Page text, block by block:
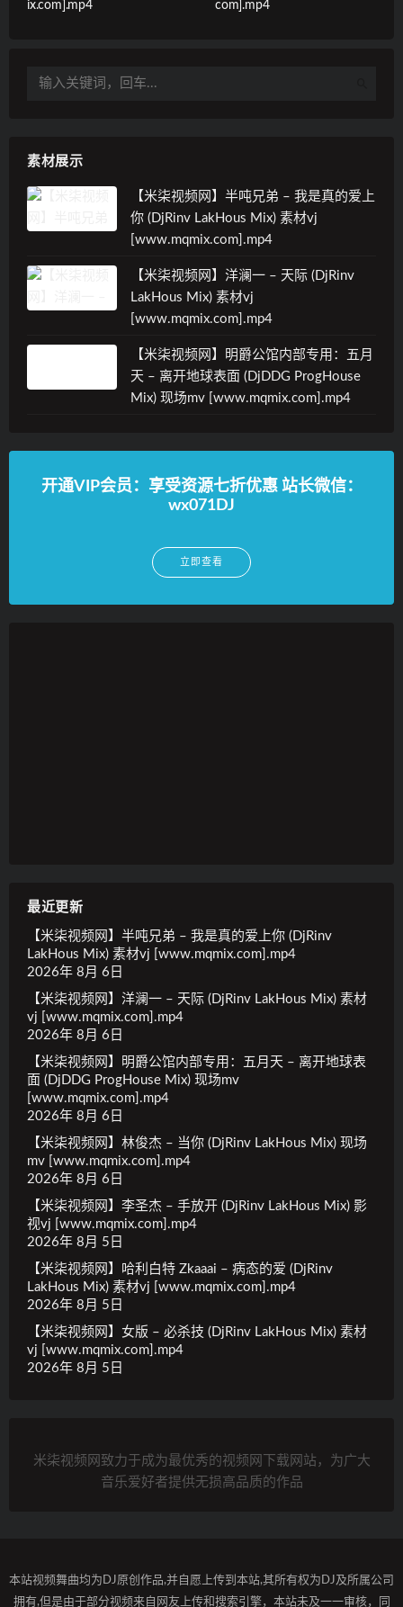
ix.com].mp4
com].mp4
素材展示
【米柒视频网】半吨兄弟 – 我是真的爱上
你 (DjRinv LakHous Mix) 素材vj
[www.mqmix.com].mp4
【米柒视频网】洋澜一 – 天际 (DjRinv
LakHous Mix) 素材vj
[www.mqmix.com].mp4
【米柒视频网】明爵公馆内部专用：五月
天 – 离开地球表面 (DjDDG ProgHouse
Mix) 现场mv [www.mqmix.com].mp4
开通VIP会员：享受资源七折优惠 站长微信：
wx071DJ
立即查看
最近更新
【米柒视频网】半吨兄弟 – 我是真的爱上你 (DjRinv
LakHous Mix) 素材vj [www.mqmix.com].mp4
2026年 8月 6日
【米柒视频网】洋澜一 – 天际 (DjRinv LakHous Mix) 素材
vj [www.mqmix.com].mp4
2026年 8月 6日
【米柒视频网】明爵公馆内部专用：五月天 – 离开地球表
面 (DjDDG ProgHouse Mix) 现场mv
[www.mqmix.com].mp4
2026年 8月 6日
【米柒视频网】林俊杰 – 当你 (DjRinv LakHous Mix) 现场
mv [www.mqmix.com].mp4
2026年 8月 6日
【米柒视频网】李圣杰 – 手放开 (DjRinv LakHous Mix) 影
视vj [www.mqmix.com].mp4
2026年 8月 5日
【米柒视频网】哈利白特 Zkaaai – 病态的爱 (DjRinv
LakHous Mix) 素材vj [www.mqmix.com].mp4
2026年 8月 5日
【米柒视频网】女版 – 必杀技 (DjRinv LakHous Mix) 素材
vj [www.mqmix.com].mp4
2026年 8月 5日
米柒视频网致力于成为最优秀的视频网下载网站，为广大
音乐爱好者提供无损高品质的作品
本站视频舞曲均为DJ原创作品,并自愿上传到本站,其所有权为DJ及所属公司
拥有,但是由于部分视频来自网友上传和搜索引擎，本站未及一一审核，同